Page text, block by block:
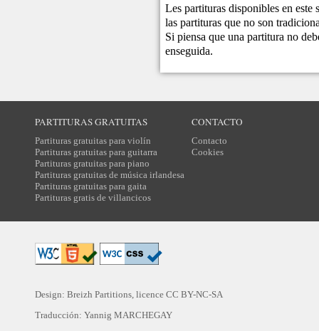
Les partituras disponibles en este
las partituras que no son
Si piensa que una partitura no
enseguida.
PARTITURAS GRATUITAS
Partituras gratuitas para violín
Partituras gratuitas para guitarra
Partituras gratuitas para piano
Partituras gratuitas de música irlandesa
Partituras gratuitas para gaita
Partituras gratis de villancicos
CONTACTO
Contacto
Cookies
Design: Breizh Partitions, licence CC BY-NC-SA
Traducción: Yannig MARCHEGAY